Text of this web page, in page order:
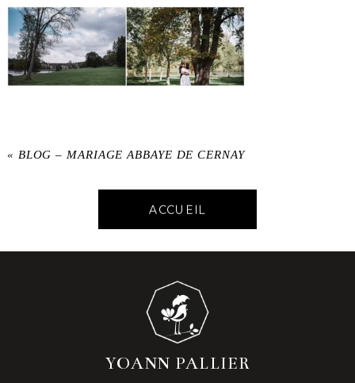
« BLOG – MARIAGE ABBAYE DE CERNAY
ACCUEIL
YOANN PALLIER